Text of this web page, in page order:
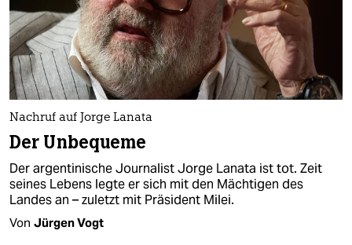
Nachruf auf Jorge Lanata
Der Unbequeme
Der argentinische Journalist Jorge Lanata ist tot. Zeit
seines Lebens legte er sich mit den Mächtigen des
Landes an – zuletzt mit Präsident Milei.
Von Jürgen Vogt